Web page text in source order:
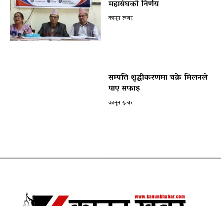
महासंघको निर्णय
कानून खबर
सम्पत्ति शुद्धीकरणमा चक्रे मिलनले
पाए सफाइ
कानून खबर